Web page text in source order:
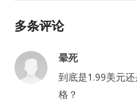
多条评论
晕死
到底是1.99美元
格？